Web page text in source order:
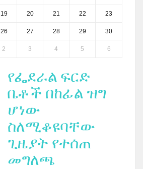
19 20 21 22 23
26 27 28 29 30
2 3 4 5 6
የፌደራል ፍርድ
ቤቶች በከፊል ዝግ
ሆነው
ስለሚቆዩባቸው
ጊዜያት የተሰጠ
መግለጫ